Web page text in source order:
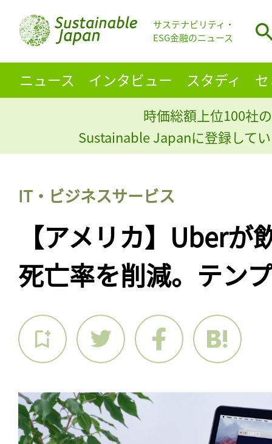
サステナビリティ・
ESG金融のニュース
ニュース インタビュー スタディ
時価総額上位100社
Sustainable Japanに登録して
IT・ビジネスサービス
【アメリカ】Uberが
死亡率を削減。テン